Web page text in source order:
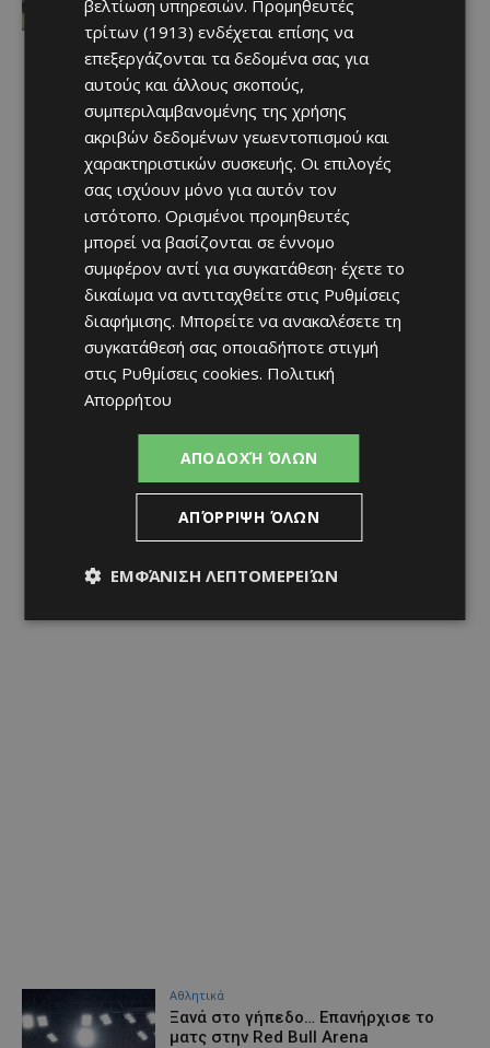
Αθλητικά
Ξανά στο γήπεδο… Επανήρχισε το
ματς στην Red Bull Arena
βελτίωση υπηρεσιών. Προμηθευτές
τρίτων (1913) ενδέχεται επίσης να
επεξεργάζονται τα δεδομένα σας για
αυτούς και άλλους σκοπούς,
συμπεριλαμβανομένης της χρήσης
ακριβών δεδομένων γεωεντοπισμού και
χαρακτηριστικών συσκευής. Οι επιλογές
σας ισχύουν μόνο για αυτόν τον
ιστότοπο. Ορισμένοι προμηθευτές
μπορεί να βασίζονται σε έννομο
συμφέρον αντί για συγκατάθεση· έχετε το
δικαίωμα να αντιταχθείτε στις Ρυθμίσεις
διαφήμισης. Μπορείτε να ανακαλέσετε τη
συγκατάθεσή σας οποιαδήποτε στιγμή
στις Ρυθμίσεις cookies. Πολιτική
Απορρήτου
ΑΠΟΔΟΧΉ ΌΛΩΝ
ΑΠΌΡΡΙΨΗ ΌΛΩΝ
ΕΜΦΆΝΙΣΗ ΛΕΠΤΟΜΕΡΕΙΏΝ